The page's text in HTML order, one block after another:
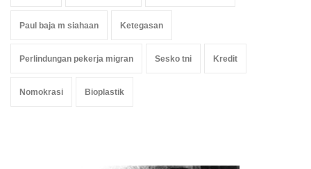
Paul baja m siahaan Ketegasan
Perlindungan pekerja migran Sesko tni Kredit
Nomokrasi Bioplastik